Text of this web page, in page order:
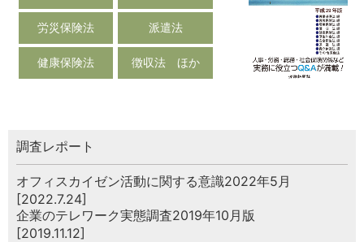
労災保険法 派遣法
健康保険法 徴収法 ほか
調査レポート
オフィスカイゼン活動に関する意識2022年5月
[2022.7.24]
企業のテレワーク実態調査2019年10月版
[2019.11.12]